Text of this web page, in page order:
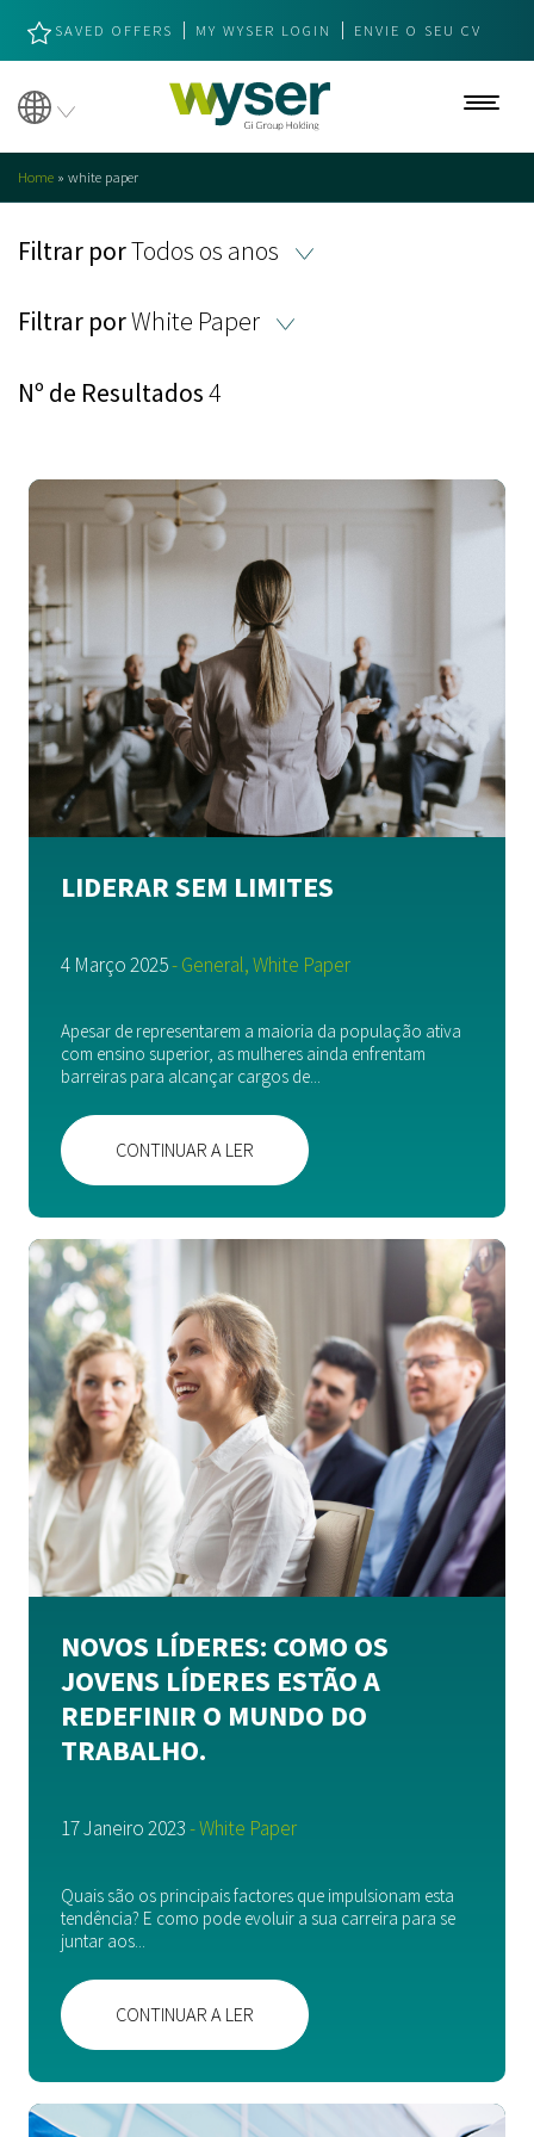
SAVED OFFERS MY WYSER LOGIN ENVIE O SEU CV
Home » white paper
Sobre Nós
Serviços
Assessment & Development
Succession Planning
Industry
Professional Services
Healthcare
Financial Services
Real Estate & Construction
Consumer & Retail
Energy, Environment & Utilities
SAVED OFFERS
MY WYSER LOGIN
ENVIE O SEU CV
LINKEDIN
Filtrar porTodos os anos
Filtrar porWhite Paper
Nº de Resultados4
LIDERAR SEM LIMITES
4 Março 2025- General, White Paper
Apesar de representarem a maioria da população ativa
com ensino superior, as mulheres ainda enfrentam
barreiras para alcançar cargos de...
CONTINUAR A LER
NOVOS LÍDERES: COMO OS
JOVENS LÍDERES ESTÃO A
REDEFINIR O MUNDO DO
TRABALHO.
17 Janeiro 2023- White Paper
Quais são os principais factores que impulsionam esta
tendência? E como pode evoluir a sua carreira para se
juntar aos...
CONTINUAR A LER